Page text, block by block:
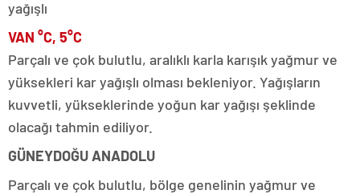
yağışlı
VAN °C, 5°C
Parçalı ve çok bulutlu, aralıklı karla karışık yağmur ve
yüksekleri kar yağışlı olması bekleniyor. Yağışların
kuvvetli, yükseklerinde yoğun kar yağışı şeklinde
olacağı tahmin ediliyor.
GÜNEYDOĞU ANADOLU
Parçalı ve çok bulutlu, bölge genelinin yağmur ve